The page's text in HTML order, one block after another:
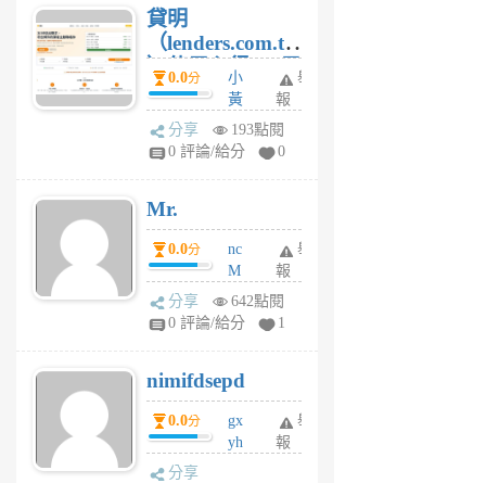
貸明
（lenders.com.tw
）使用心得 — 民
間貸款比較平台
體驗
0.0分
小
黃
蜂
1
舉
報
分享
193點閱
0 評論/給分
0
Mr.
0.0分
nc
M
U
F
U
5
個
月
舉
報
分享
642點閱
0 評論/給分
1
nimifdsepd
0.0分
gx
yh
舉
報
分享